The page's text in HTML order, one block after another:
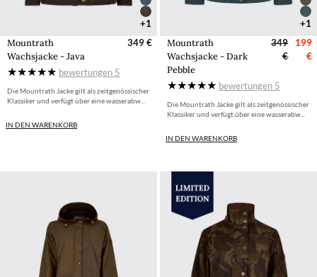
+1
Mountrath
Wachsjacke - Java
349 €
bewertungen 5
Die Mountrath Jacke gilt als zeitgenössischer
Klassiker und verfügt über eine wasserabw...
IN DEN WARENKORB
+1
Mountrath
Wachsjacke - Dark
Pebble
349
€
199
€
bewertungen 5
Die Mountrath Jacke gilt als zeitgenössischer
Klassiker und verfügt über eine wasserabw...
IN DEN WARENKORB